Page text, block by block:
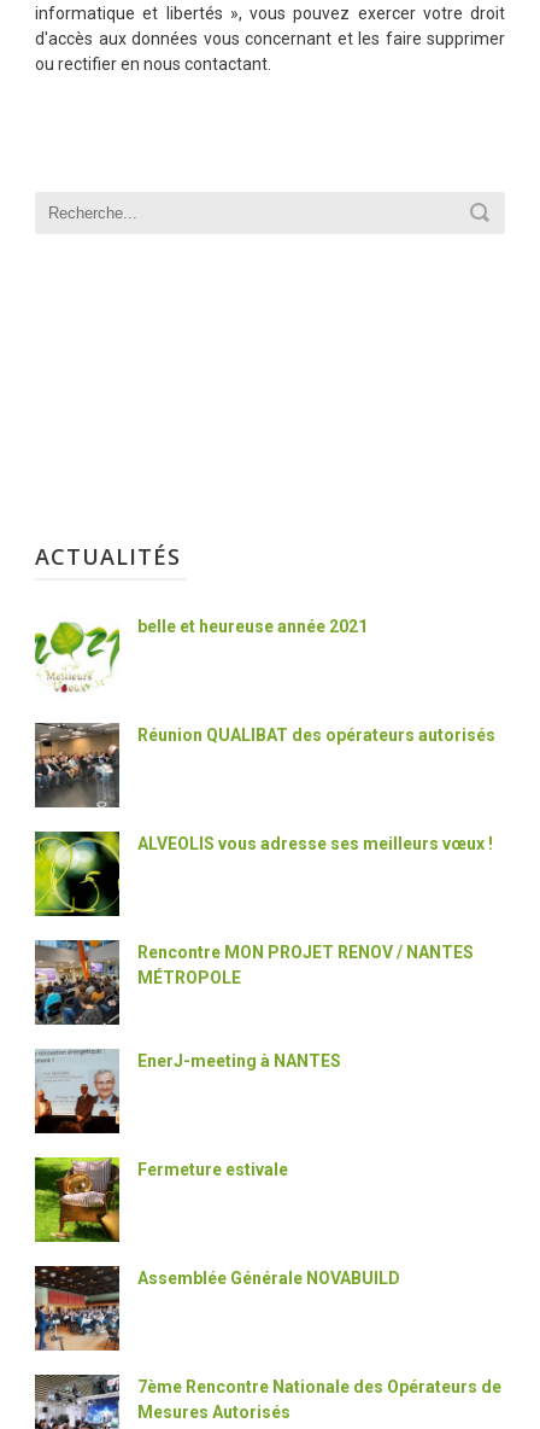
informatique et libertés », vous pouvez exercer votre droit
d'accès aux données vous concernant et les faire supprimer
ou rectifier en nous contactant.
ACTUALITÉS
belle et heureuse année 2021
Réunion QUALIBAT des opérateurs autorisés
ALVEOLIS vous adresse ses meilleurs vœux !
Rencontre MON PROJET RENOV / NANTES
MÉTROPOLE
EnerJ-meeting à NANTES
Fermeture estivale
Assemblée Générale NOVABUILD
7ème Rencontre Nationale des Opérateurs de
Mesures Autorisés